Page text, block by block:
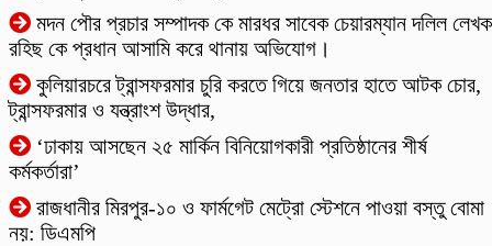
মদন পৌর প্রচার সম্পাদক কে মারধর সাবেক চেয়ারম্যান দলিল লেখক
রহিছ কে প্রধান আসামি করে থানায় অভিযোগ।
কুলিয়ারচরে ট্রান্সফরমার চুরি করতে গিয়ে জনতার হাতে আটক চোর,
ট্রান্সফরমার ও যন্ত্রাংশ উদ্ধার,
‘ঢাকায় আসছেন ২৫ মার্কিন বিনিয়োগকারী প্রতিষ্ঠানের শীর্ষ
কর্মকর্তারা’
রাজধানীর মিরপুর-১০ ও ফার্মগেট মেট্রো স্টেশনে পাওয়া বস্তু বোমা
নয়: ডিএমপি